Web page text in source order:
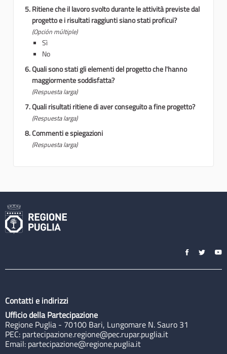
Ritiene che il lavoro svolto durante le attività previste dal
progetto e i risultati raggiunti siano stati proficui?
(Opción múltiple)
Sì
No
Quali sono stati gli elementi del progetto che l'hanno
maggiormente soddisfatta?
(Respuesta larga)
Quali risultati ritiene di aver conseguito a fine progetto?
(Respuesta larga)
Commenti e spiegazioni
(Respuesta larga)
Contatti e indirizzi
Ufficio della Partecipazione
Regione Puglia - 70100 Bari, Lungomare N. Sauro 31
PEC: partecipazione.regione@pec.rupar.puglia.it
Email: partecipazione@regione.puglia.it